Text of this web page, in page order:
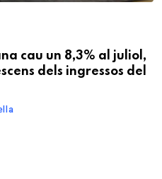
cau un 8,3% al juliol,
dels ingressos del